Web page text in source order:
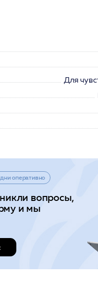
Для
оперативно
вопросы,
и мы